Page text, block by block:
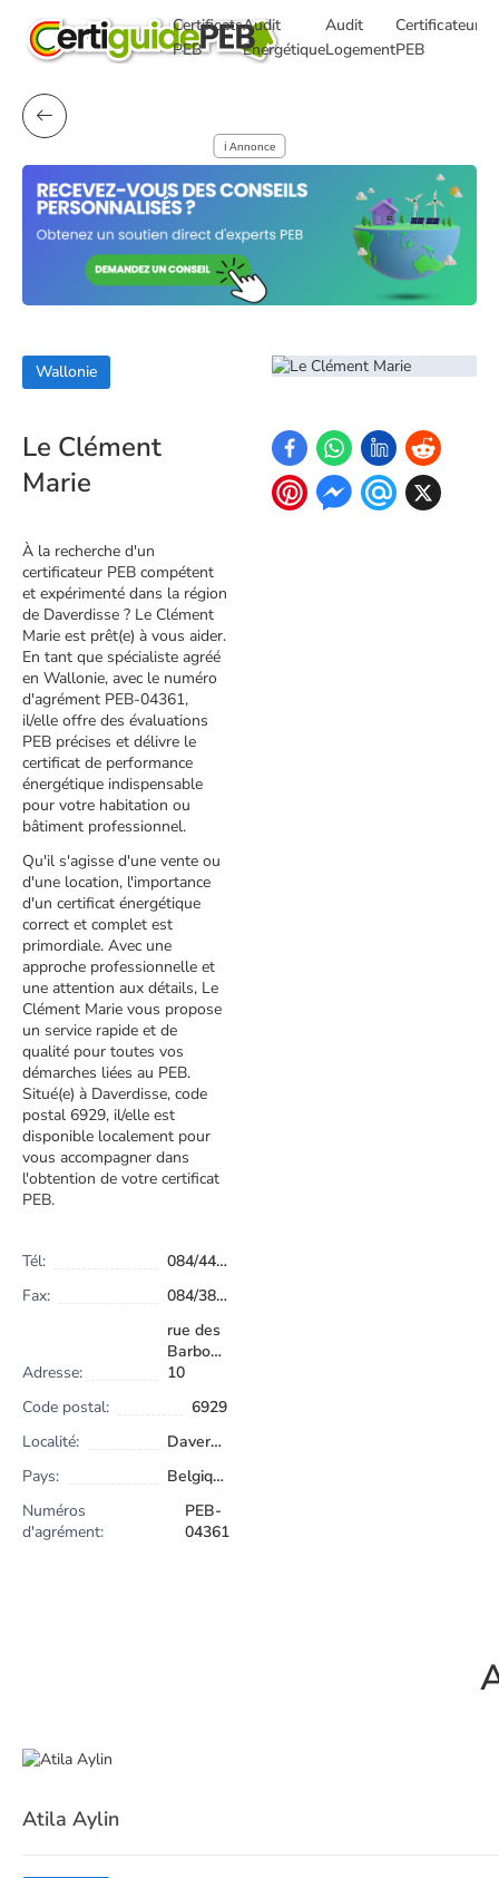
Certificats
PEB
Audit
Énergétique
Audit
Logement
Certificateurs
PEB
ℹ️ Annonce
Wallonie
Le Clément
Marie
À la recherche d'un
certificateur PEB compétent
et expérimenté dans la région
de Daverdisse ? Le Clément
Marie est prêt(e) à vous aider.
En tant que spécialiste agréé
en Wallonie, avec le numéro
d'agrément PEB-04361,
il/elle offre des évaluations
PEB précises et délivre le
certificat de performance
énergétique indispensable
pour votre habitation ou
bâtiment professionnel.
Qu'il s'agisse d'une vente ou
d'une location, l'importance
d'un certificat énergétique
correct et complet est
primordiale. Avec une
approche professionnelle et
une attention aux détails, Le
Clément Marie vous propose
un service rapide et de
qualité pour toutes vos
démarches liées au PEB.
Situé(e) à Daverdisse, code
postal 6929, il/elle est
disponible localement pour
vous accompagner dans
l'obtention de votre certificat
PEB.
Tél:
084/44.00.22
Fax:
084/38.95.04
Adresse:
rue des
Barbouillons
10
Code postal:
6929
Localité:
Daverdisse
Pays:
Belgique
Numéros
d'agrément:
PEB-
04361
Atila Aylin